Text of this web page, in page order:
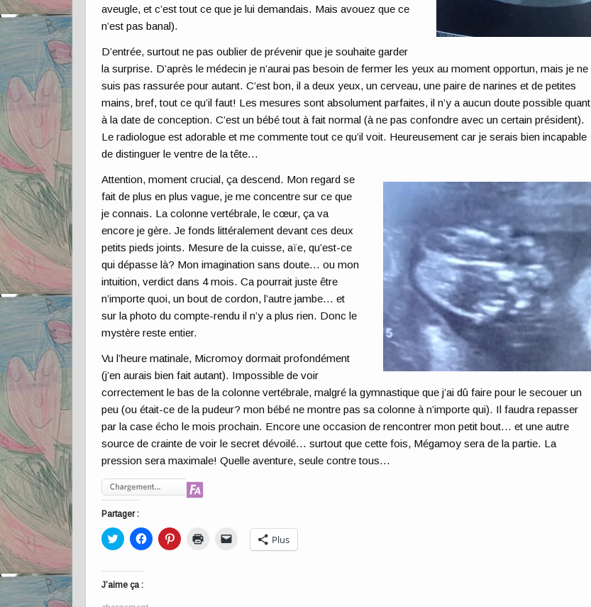
aveugle, et c’est tout ce que je lui demandais. Mais avouez que ce
n’est pas banal).
D’entrée, surtout ne pas oublier de prévenir que je souhaite garder
la surprise. D’après le médecin je n’aurai pas besoin de fermer les yeux au moment opportun, mais je ne
suis pas rassurée pour autant. C’est bon, il a deux yeux, un cerveau, une paire de narines et de petites
mains, bref, tout ce qu’il faut! Les mesures sont absolument parfaites, il n’y a aucun doute possible quant
à la date de conception. C’est un bébé tout à fait normal (à ne pas confondre avec un certain président).
Le radiologue est adorable et me commente tout ce qu’il voit. Heureusement car je serais bien incapable
de distinguer le ventre de la tête…
Attention, moment crucial, ça descend. Mon regard se
fait de plus en plus vague, je me concentre sur ce que
je connais. La colonne vertébrale, le cœur, ça va
encore je gère. Je fonds littéralement devant ces deux
petits pieds joints. Mesure de la cuisse, aïe, qu’est-ce
qui dépasse là? Mon imagination sans doute… ou mon
intuition, verdict dans 4 mois. Ca pourrait juste être
n’importe quoi, un bout de cordon, l’autre jambe… et
sur la photo du compte-rendu il n’y a plus rien. Donc le
mystère reste entier.
Vu l’heure matinale, Micromoy dormait profondément
(j’en aurais bien fait autant). Impossible de voir
correctement le bas de la colonne vertébrale, malgré la gymnastique que j’ai dû faire pour le secouer un
peu (ou était-ce de la pudeur? mon bébé ne montre pas sa colonne à n’importe qui). Il faudra repasser
par la case écho le mois prochain. Encore une occasion de rencontrer mon petit bout… et une autre
source de crainte de voir le secret dévoilé… surtout que cette fois, Mégamoy sera de la partie. La
pression sera maximale! Quelle aventure, seule contre tous…
Partager :
Cliquez
pour
Twitter(ouvre
dans
une
Cliquez
pour
Cliquez
pour
Cliquer
pour
imprimer(ouvre
Cliquer
envoyer
Plus
J’aime ça :